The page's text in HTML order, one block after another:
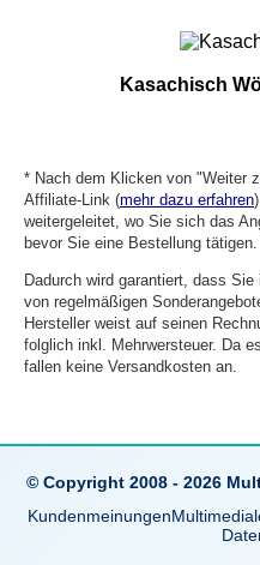
Kasachisch
* Nach dem Klicken von "Weiter
Affiliate-Link (mehr dazu erfahren
weitergeleitet, wo Sie sich das
bevor Sie eine Bestellung tätigen.
Dadurch wird garantiert, dass
von regelmäßigen
Hersteller weist auf seinen
folglich inkl. Mehrwersteuer. Da
fallen keine Versandkosten an.
© Copyright 2008 - 2026
Kundenmeinungen